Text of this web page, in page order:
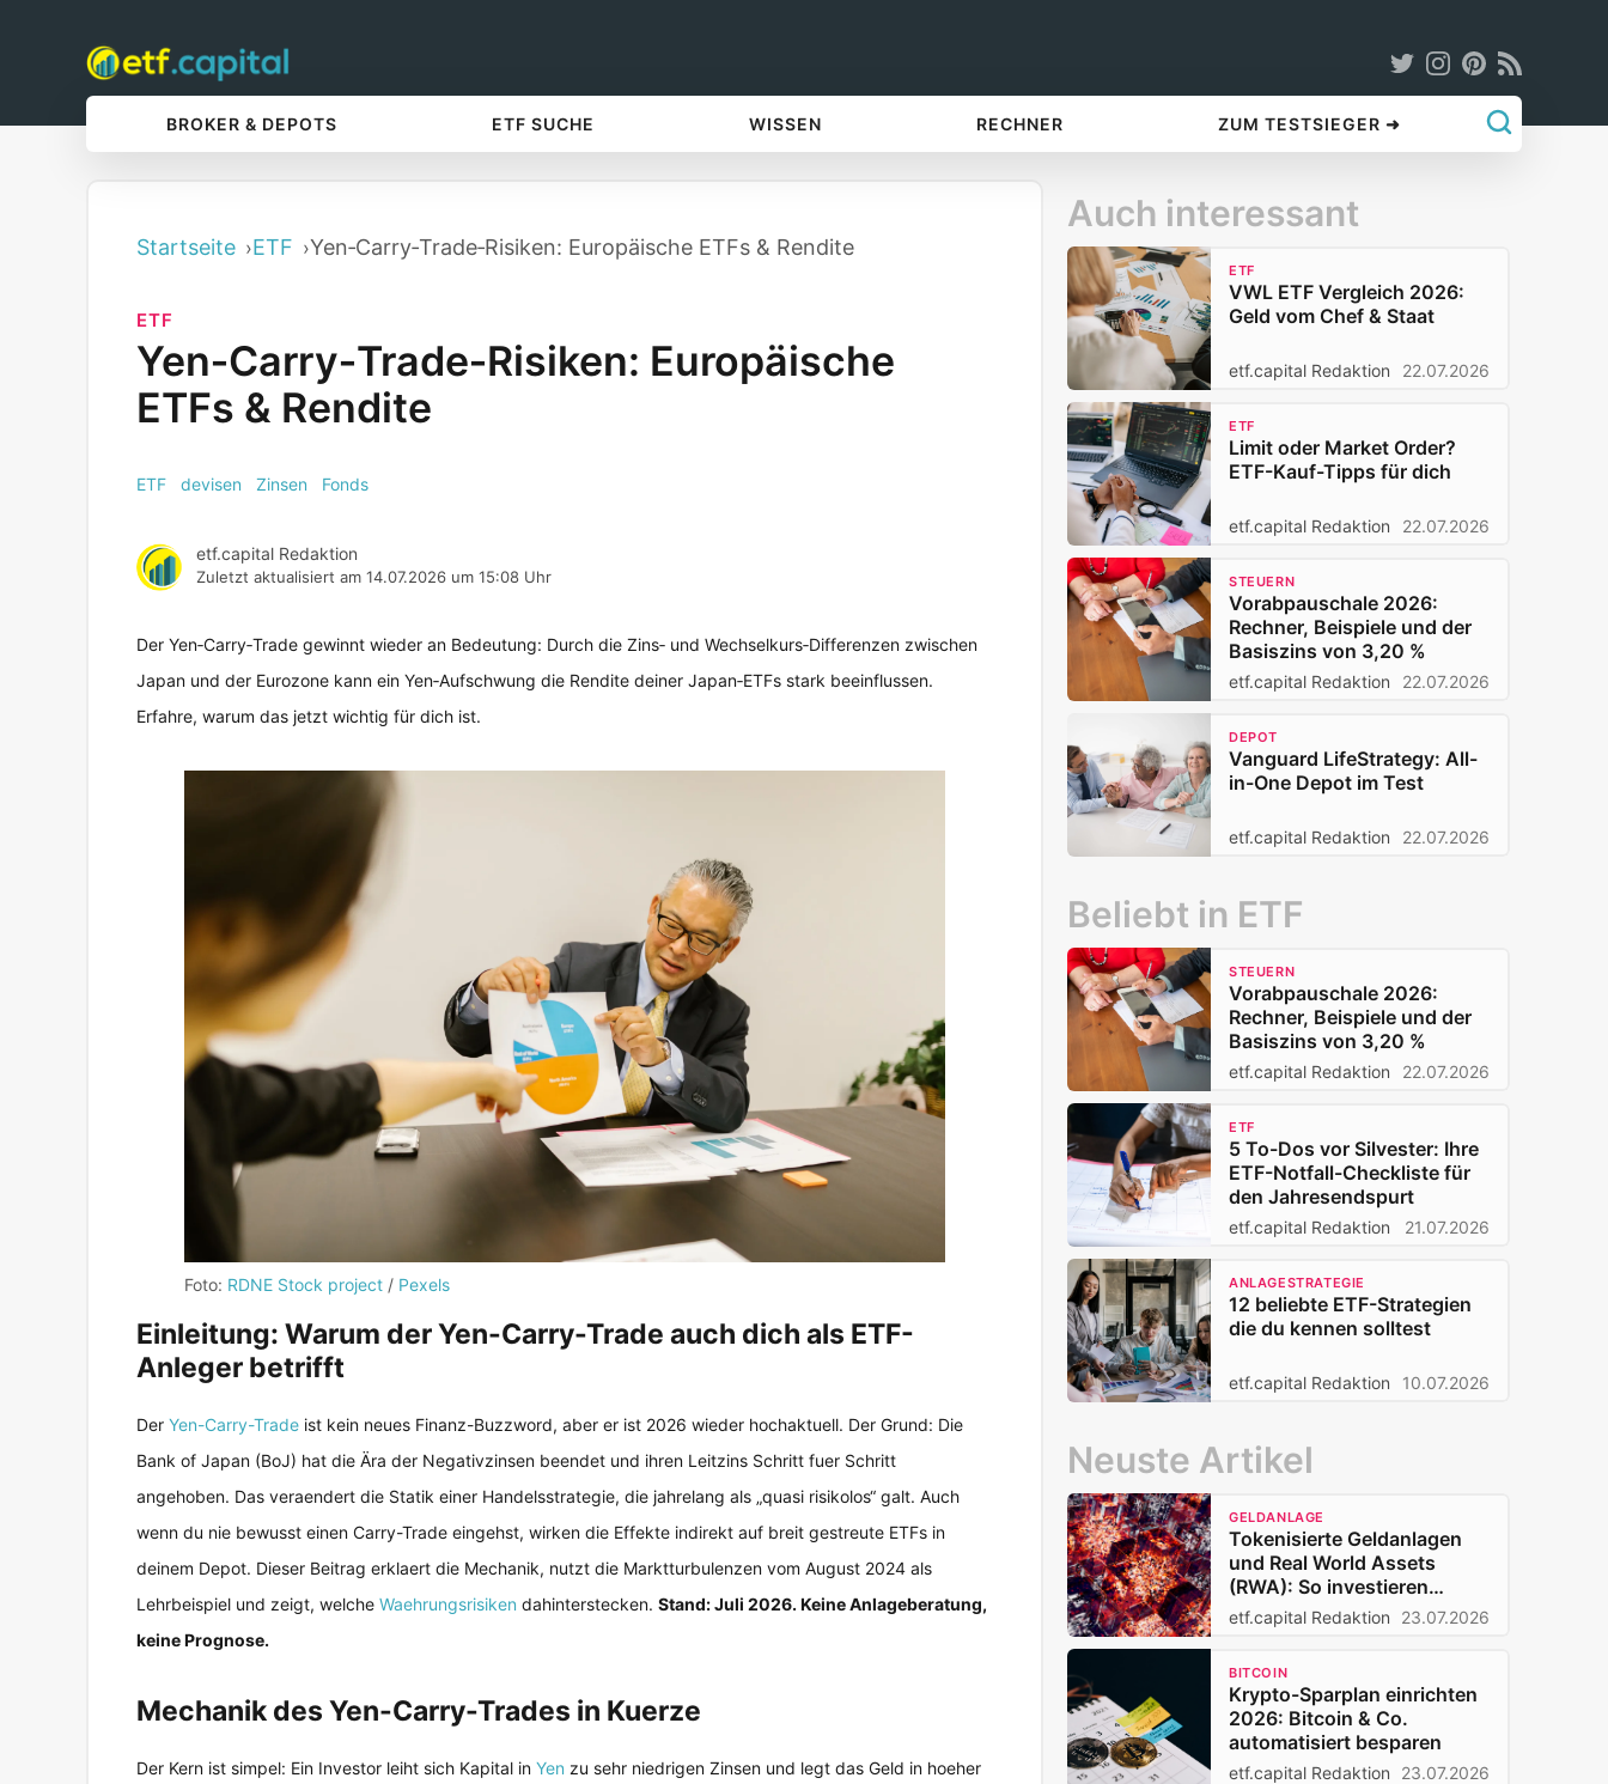
BROKER & DEPOTS ETF SUCHE WISSEN RECHNER ZUM TESTSIEGER ➜
Startseite ETF Yen‑Carry‑Trade‑Risiken: Europäische ETFs & Rendite
ETF
Yen‑Carry‑Trade‑Risiken: Europäische
ETFs & Rendite
ETF devisen Zinsen Fonds
etf.capital Redaktion
Zuletzt aktualisiert am 14.07.2026 um 15:08 Uhr
Der Yen‑Carry‑Trade gewinnt wieder an Bedeutung: Durch die Zins‑ und Wechselkurs‑Differenzen zwischen
Japan und der Eurozone kann ein Yen‑Aufschwung die Rendite deiner Japan‑ETFs stark beeinflussen.
Erfahre, warum das jetzt wichtig für dich ist.
Foto: RDNE Stock project / Pexels
Einleitung: Warum der Yen-Carry-Trade auch dich als ETF-
Anleger betrifft
Der Yen-Carry-Trade ist kein neues Finanz-Buzzword, aber er ist 2026 wieder hochaktuell. Der Grund: Die
Bank of Japan (BoJ) hat die Ära der Negativzinsen beendet und ihren Leitzins Schritt fuer Schritt
angehoben. Das veraendert die Statik einer Handelsstrategie, die jahrelang als „quasi risikolos“ galt. Auch
wenn du nie bewusst einen Carry-Trade eingehst, wirken die Effekte indirekt auf breit gestreute ETFs in
deinem Depot. Dieser Beitrag erklaert die Mechanik, nutzt die Marktturbulenzen vom August 2024 als
Lehrbeispiel und zeigt, welche Waehrungsrisiken dahinterstecken. Stand: Juli 2026. Keine Anlageberatung,
keine Prognose.
Mechanik des Yen-Carry-Trades in Kuerze
Der Kern ist simpel: Ein Investor leiht sich Kapital in Yen zu sehr niedrigen Zinsen und legt das Geld in hoeher
Auch interessant
ETF
VWL ETF Vergleich 2026:
Geld vom Chef & Staat
etf.capital Redaktion 22.07.2026
ETF
Limit oder Market Order?
ETF-Kauf-Tipps für dich
etf.capital Redaktion 22.07.2026
STEUERN
Vorabpauschale 2026:
Rechner, Beispiele und der
Basiszins von 3,20 %
etf.capital Redaktion 22.07.2026
DEPOT
Vanguard LifeStrategy: All-
in-One Depot im Test
etf.capital Redaktion 22.07.2026
Beliebt in ETF
STEUERN
Vorabpauschale 2026:
Rechner, Beispiele und der
Basiszins von 3,20 %
etf.capital Redaktion 22.07.2026
ETF
5 To-Dos vor Silvester: Ihre
ETF-Notfall-Checkliste für
den Jahresendspurt
etf.capital Redaktion 21.07.2026
ANLAGESTRATEGIE
12 beliebte ETF-Strategien
die du kennen solltest
etf.capital Redaktion 10.07.2026
Neuste Artikel
GELDANLAGE
Tokenisierte Geldanlagen
und Real World Assets
(RWA): So investieren
Privatanleger 2026
etf.capital Redaktion 23.07.2026
BITCOIN
Krypto-Sparplan einrichten
2026: Bitcoin & Co.
automatisiert besparen
etf.capital Redaktion 23.07.2026